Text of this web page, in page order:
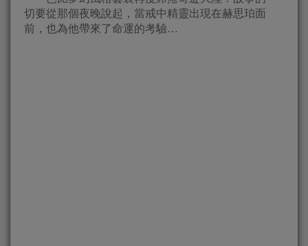
切要從那個夜晚說起，當戒中精靈出現在赫思珀面
前，也為他帶來了命運的考驗…